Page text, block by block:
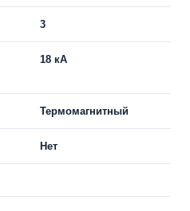
3
18 кА
Термомагнитный
Нет